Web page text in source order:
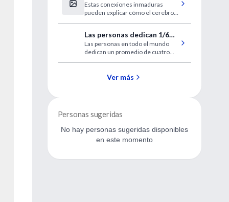
permite aprender durante
toda la vida
Estas conexiones inmaduras
pueden explicar cómo el cerebro
información.
Las personas dedican 1/6
de su vida a mejorar su
apariencia
Las personas en todo el mundo
dedican un promedio de cuatro
Ver más
Personas sugeridas
No hay personas sugeridas disponibles
en este momento